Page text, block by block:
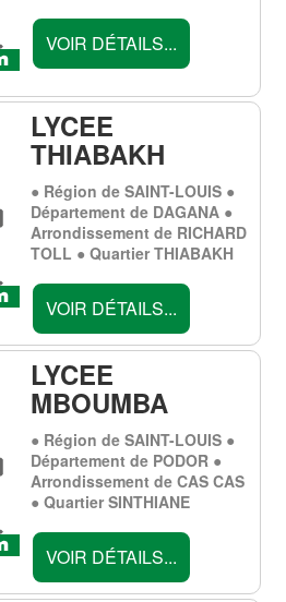
VOIR DÉTAILS...
LYCEE
THIABAKH
● Région de SAINT-LOUIS ●
Département de DAGANA ●
Arrondissement de RICHARD
TOLL ● Quartier THIABAKH
VOIR DÉTAILS...
LYCEE
MBOUMBA
● Région de SAINT-LOUIS ●
Département de PODOR ●
Arrondissement de CAS CAS
● Quartier SINTHIANE
VOIR DÉTAILS...